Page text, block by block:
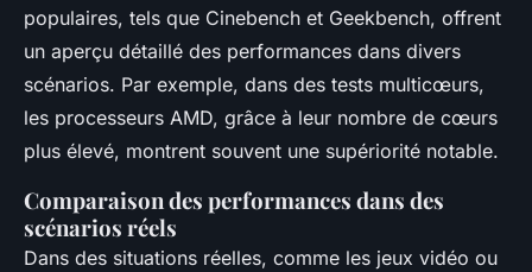
populaires, tels que Cinebench et Geekbench, offrent
un aperçu détaillé des performances dans divers
scénarios. Par exemple, dans des tests multicœurs,
les processeurs AMD, grâce à leur nombre de cœurs
plus élevé, montrent souvent une supériorité notable.
Comparaison des performances dans des
scénarios réels
Dans des situations réelles, comme les jeux vidéo ou